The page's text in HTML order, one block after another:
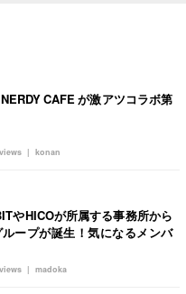
スメ
konan
NERDY CAFE が激アツコラボ第
madoka
やHICOが所属する事務所から
ープが誕生！気になるメンバ